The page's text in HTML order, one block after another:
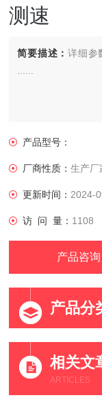
测速
简要描述：详细参
产品型号：
厂商性质：生产厂
更新时间： 2024-
访 问 量： 1108
产品咨询
产品分
相关文
ARTICLES